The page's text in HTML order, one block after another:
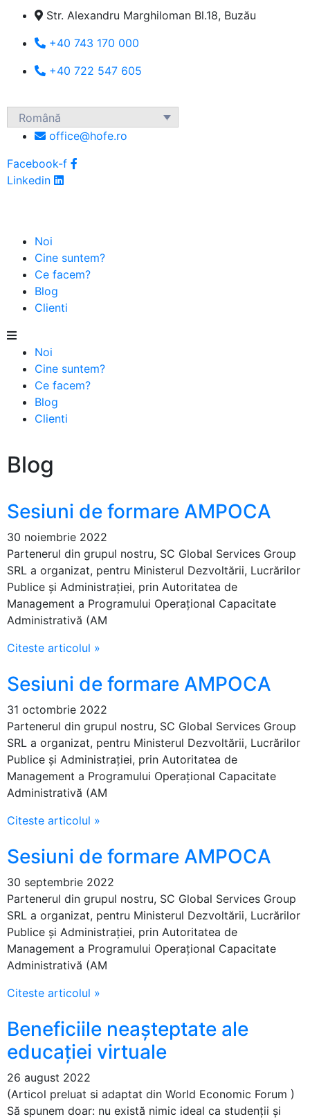
Str. Alexandru Marghiloman Bl.18, Buzău
+40 743 170 000
+40 722 547 605
Română
office@hofe.ro
Facebook-f
Linkedin
Noi
Cine suntem?
Ce facem?
Blog
Clienti
Noi
Cine suntem?
Ce facem?
Blog
Clienti
Blog
Sesiuni de formare AMPOCA
30 noiembrie 2022
Partenerul din grupul nostru, SC Global Services Group
SRL a organizat, pentru Ministerul Dezvoltării, Lucrărilor
Publice și Administrației, prin Autoritatea de
Management a Programului Operaţional Capacitate
Administrativă (AM
Citeste articolul »
Sesiuni de formare AMPOCA
31 octombrie 2022
Partenerul din grupul nostru, SC Global Services Group
SRL a organizat, pentru Ministerul Dezvoltării, Lucrărilor
Publice și Administrației, prin Autoritatea de
Management a Programului Operaţional Capacitate
Administrativă (AM
Citeste articolul »
Sesiuni de formare AMPOCA
30 septembrie 2022
Partenerul din grupul nostru, SC Global Services Group
SRL a organizat, pentru Ministerul Dezvoltării, Lucrărilor
Publice și Administrației, prin Autoritatea de
Management a Programului Operaţional Capacitate
Administrativă (AM
Citeste articolul »
Beneficiile neașteptate ale
educației virtuale
26 august 2022
(Articol preluat si adaptat din World Economic Forum )
Să spunem doar: nu există nimic ideal ca studenții și